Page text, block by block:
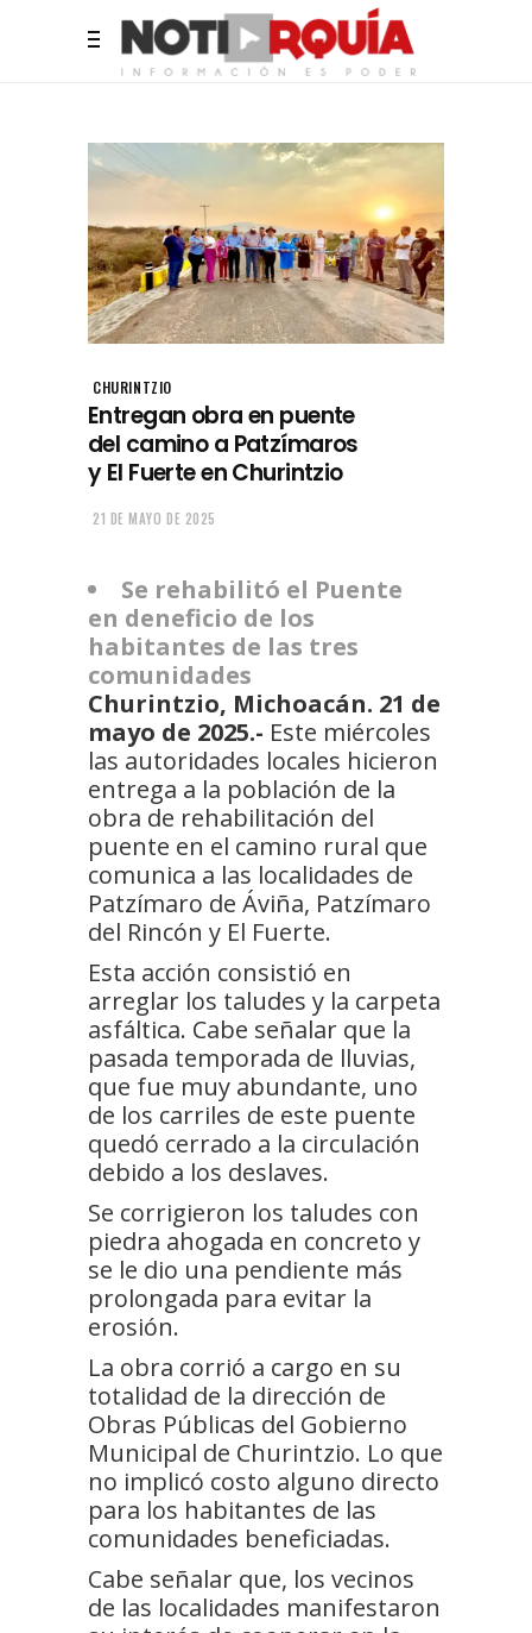
CHURINTZIO
Entregan obra en puente
del camino a Patzímaros
y El Fuerte en Churintzio
21 DE MAYO DE 2025
Se rehabilitó el Puente
en deneficio de los
habitantes de las tres
comunidades
Churintzio, Michoacán. 21 de
mayo de 2025.- Este miércoles
las autoridades locales hicieron
entrega a la población de la
obra de rehabilitación del
puente en el camino rural que
comunica a las localidades de
Patzímaro de Áviña, Patzímaro
del Rincón y El Fuerte.
Esta acción consistió en
arreglar los taludes y la carpeta
asfáltica. Cabe señalar que la
pasada temporada de lluvias,
que fue muy abundante, uno
de los carriles de este puente
quedó cerrado a la circulación
debido a los deslaves.
Se corrigieron los taludes con
piedra ahogada en concreto y
se le dio una pendiente más
prolongada para evitar la
erosión.
La obra corrió a cargo en su
totalidad de la dirección de
Obras Públicas del Gobierno
Municipal de Churintzio. Lo que
no implicó costo alguno directo
para los habitantes de las
comunidades beneficiadas.
Cabe señalar que, los vecinos
de las localidades manifestaron